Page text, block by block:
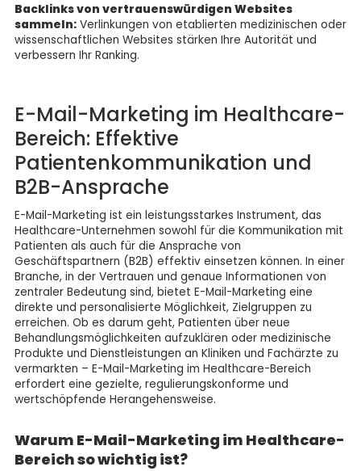
Backlinks von vertrauenswürdigen Websites
sammeln:Verlinkungen von etablierten medizinischen oder
wissenschaftlichen Websites stärken Ihre Autorität und
verbessern Ihr Ranking.
E-Mail-Marketing im Healthcare-
Bereich: Effektive
Patientenkommunikation und
B2B-Ansprache
E-Mail-Marketing ist ein leistungsstarkes Instrument, das
Healthcare-Unternehmen sowohl für die Kommunikation mit
Patienten als auch für die Ansprache von
Geschäftspartnern (B2B) effektiv einsetzen können. In einer
Branche, in der Vertrauen und genaue Informationen von
zentraler Bedeutung sind, bietet E-Mail-Marketing eine
direkte und personalisierte Möglichkeit, Zielgruppen zu
erreichen. Ob es darum geht, Patienten über neue
Behandlungsmöglichkeiten aufzuklären oder medizinische
Produkte und Dienstleistungen an Kliniken und Fachärzte zu
vermarkten – E-Mail-Marketing im Healthcare-Bereich
erfordert eine gezielte, regulierungskonforme und
wertschöpfende Herangehensweise.
Warum E-Mail-Marketing im Healthcare-
Bereich so wichtig ist?